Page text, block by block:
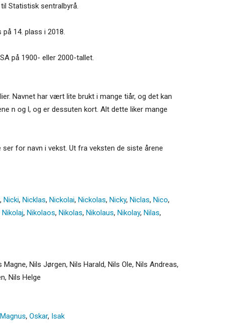
Statistisk sentralbyrå.
14. plass i 2018.
på 1900- eller 2000-tallet.
Navnet har vært lite brukt i mange tiår, og det kan
n og l, og er dessuten kort. Alt dette liker mange
for navn i vekst. Ut fra veksten de siste årene
, Nicki, Nicklas, Nickolai, Nickolas, Nicky, Niclas, Nico,
Nikolaj, Nikolaos, Nikolas, Nikolaus, Nikolay, Nilas,
Nils Jørgen, Nils Harald, Nils Ole, Nils Andreas,
Nils Helge
Magnus, Oskar, Isak